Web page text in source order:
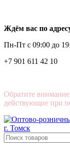
Ждём вас по
Пн-Пт с 09:00 до
+7 901 611 42 10
Обратите
действующие при